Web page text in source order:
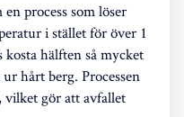
process som löser
i stället för över 1
kosta hälften så mycket
hårt berg. Processen
vilket gör att avfallet